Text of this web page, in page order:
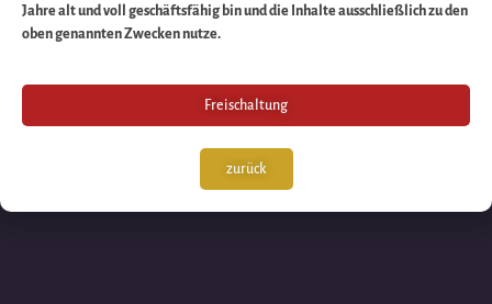
wieder vorbei!
Jahre alt und voll geschäftsfähig bin und die Inhalte ausschließlich zu den
oben genannten Zwecken nutze.
Freischaltung
zurück